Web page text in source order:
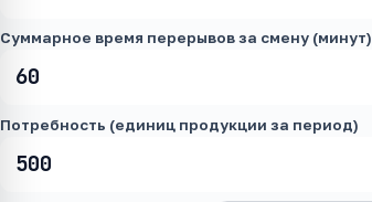
Суммарное время перерывов за смену (минут)
Потребность (единиц продукции за период)